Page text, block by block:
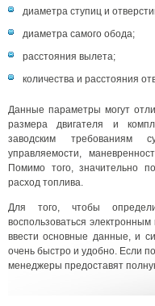
диаметра ступиц и
диаметра самого обода;
расстояния вылета;
количества и расстояния
Данные параметры могут
размера двигателя и
заводским требованиям
управляемости,
Помимо того, значительно
расход топлива.
Для того, чтобы
воспользоваться
ввести основные данные, и
очень быстро и удобно. Если
менеджеры предоставят